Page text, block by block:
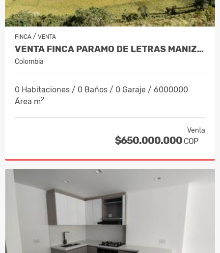
FINCA / VENTA
VENTA FINCA PARAMO DE LETRAS MANIZAL…
Colombia
0 Habitaciones / 0 Baños / 0 Garaje / 6000000
Área m2
Venta
$650.000.000 COP